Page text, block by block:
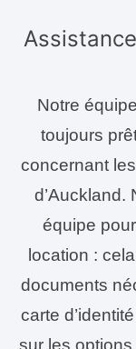
Notre
toujours
concernant
d’Auckland.
équipe
location :
documents
carte
sur les